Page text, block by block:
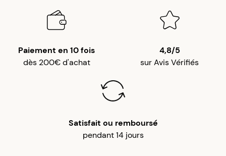
Paiement en 10 fois
dès 200€ d'achat
4,8/5
sur Avis Vérifiés
Satisfait ou remboursé
pendant 14 jours